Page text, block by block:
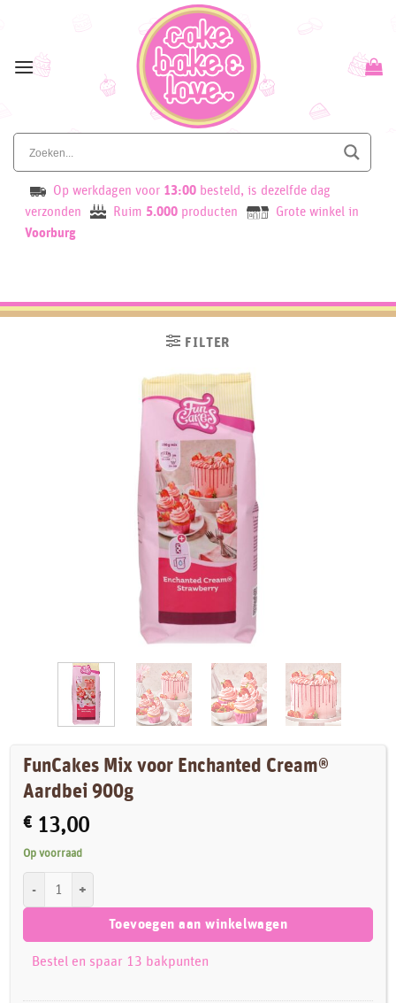
content
Op werkdagen voor 13:00 besteld, is dezelfde dag
verzonden
Ruim 5.000 producten
Grote winkel in
Voorburg
FILTER
FunCakes Mix voor Enchanted Cream®
Aardbei 900g
€ 13,00
Op voorraad
Toevoegen aan winkelwagen
Bestel en spaar 13 bakpunten